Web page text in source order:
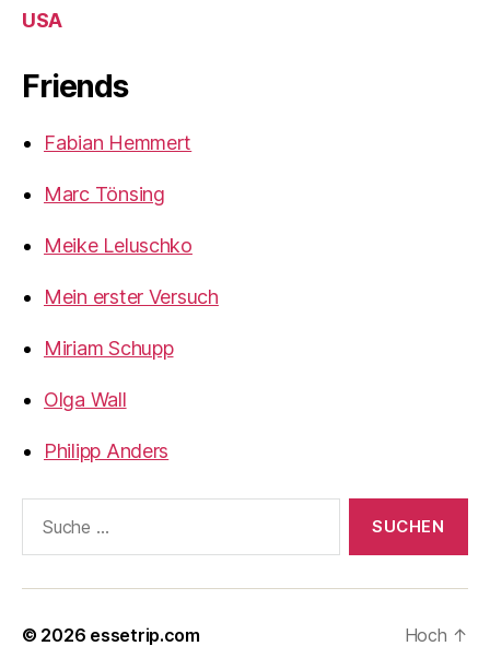
USA
Friends
Fabian Hemmert
Marc Tönsing
Meike Leluschko
Mein erster Versuch
Miriam Schupp
Olga Wall
Philipp Anders
nach:
© 2026 essetrip.com Hoch ↑